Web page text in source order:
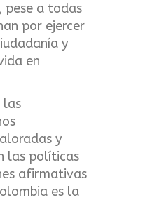
pese a todas
por ejercer
y
en
las
y
las políticas
afirmativas
es la